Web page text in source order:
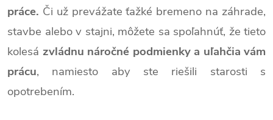
práce. Či už prevážate ťažké bremeno na záhrade,
stavbe alebo v stajni, môžete sa spoľahnúť, že tieto
kolesá zvládnu náročné podmienky a uľahčia vám
prácu, namiesto aby ste riešili starosti s
opotrebením.